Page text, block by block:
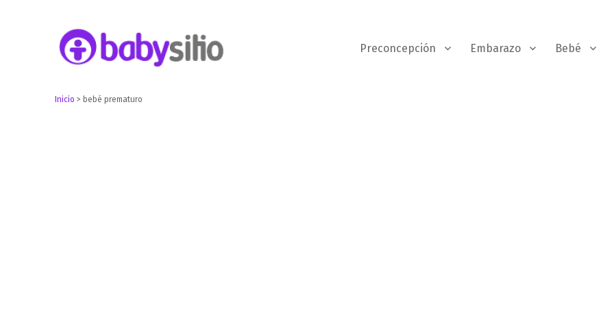
Preconcepción Embarazo Bebé
Inicio > bebé prematuro